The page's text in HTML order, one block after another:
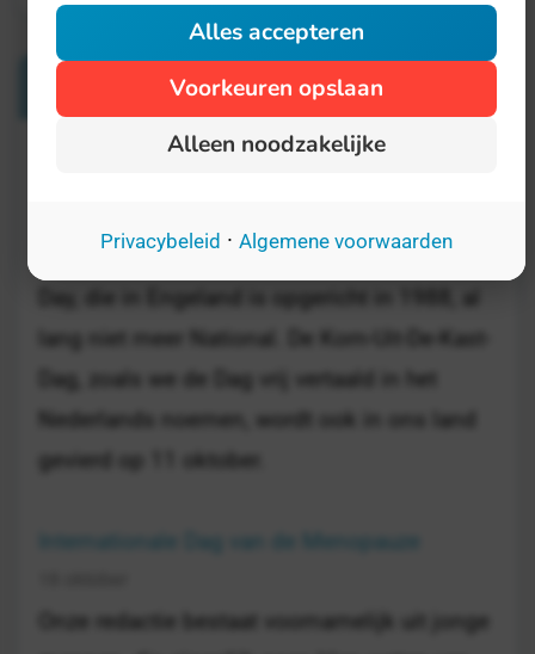
Verwante Dagen
Inmiddels wordt de National Coming Out
lang niet meer National. De Kom-Uit-De-Kast-
Dag, zoals we de Dag vrij vertaald in het
Nederlands noemen, wordt ook in ons land
gevierd op 11 oktober.
Internationale Dag van de Menopauze
Onze redactie bestaat voornamelijk uit jonge
Alles accepteren
Voorkeuren opslaan
Alleen noodzakelijke
Privacybeleid · Algemene voorwaarden